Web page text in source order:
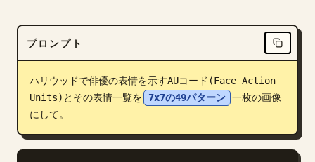
料金
ダウンロード
プロンプト
ハリウッドで俳優の表情を示すAUコード(Face Action
Units)とその表情一覧を
7x7の49パターン 一枚の画像
にして。